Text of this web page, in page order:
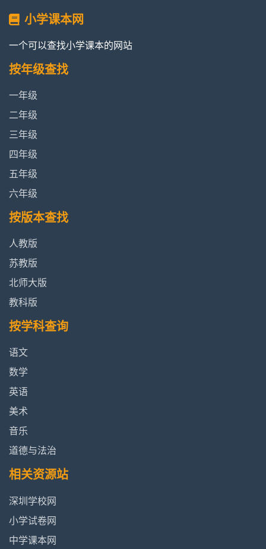
小学课本网
一个可以查找小学课本的网站
按年级查找
一年级
二年级
三年级
四年级
五年级
六年级
按版本查找
人教版
苏教版
北师大版
教科版
按学科查询
语文
数学
英语
美术
音乐
道德与法治
相关资源站
深圳学校网
小学试卷网
中学课本网